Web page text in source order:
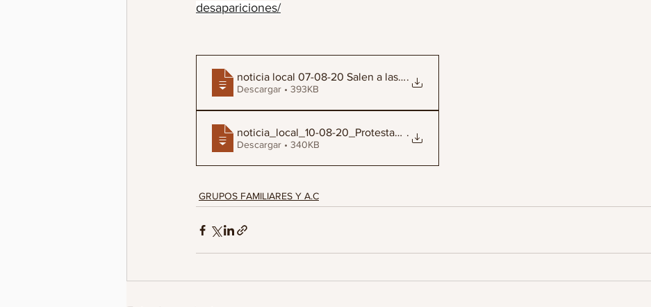
desapariciones/
noticia local 07-08-20 Salen a las calle
.
Descargar • 393KB
noticia_local_10-08-20_Protestan_por_des
.
Descargar • 340KB
GRUPOS FAMILIARES Y A.C